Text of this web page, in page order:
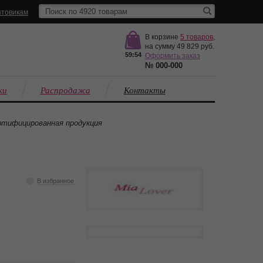
59:53
В корзине 5 товаров,
на сумму 49 829
Оформить заказ
№ 000-000
Распродажа Контакты
продукция
В избранное